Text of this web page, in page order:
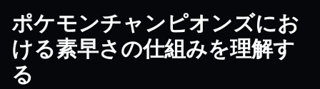
ポケモンチャンピオンズにお
ける素早さの仕組みを理解す
る